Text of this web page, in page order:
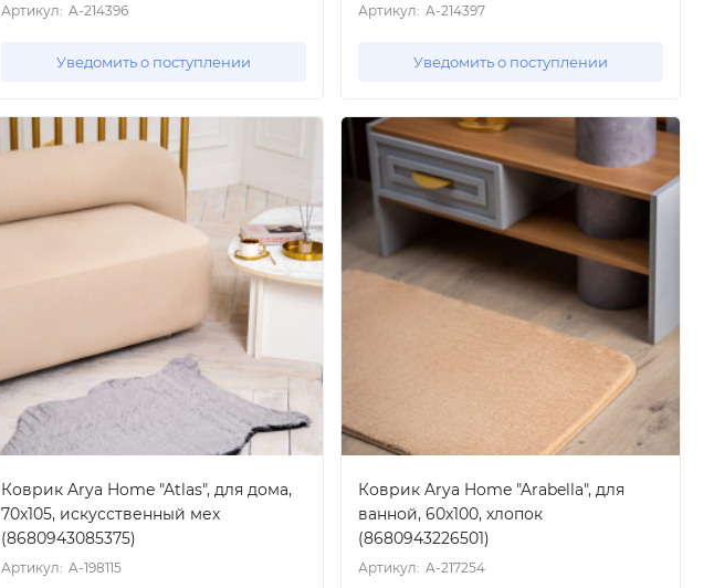
Артикул: A-214396
Уведомить о поступлении
Артикул: A-214397
Уведомить о поступлении
Коврик Arya Home "Atlas", для дома,
70x105, искусственный мех
(8680943085375)
Артикул: A-198115
Коврик Arya Home "Arabella", для
ванной, 60x100, хлопок
(8680943226501)
Артикул: A-217254